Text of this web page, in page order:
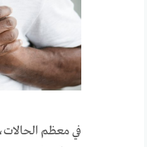
في معظم